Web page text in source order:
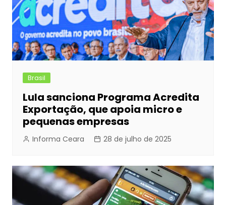
Brasil
Lula sanciona Programa Acredita
Exportação, que apoia micro e
pequenas empresas
Informa Ceara 28 de julho de 2025